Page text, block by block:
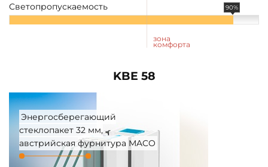
зона
комфорта
Светопропускаемость 90%
KBE 58
Энергосберегающий
стеклопакет 32 мм,
австрийская фурнитура MACO